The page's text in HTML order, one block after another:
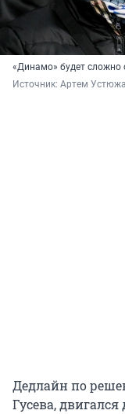
«Динамо» будет сложно
Источник: Артем
Дедлайн по
Гусева,